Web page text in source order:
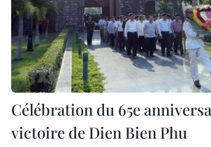
Célébration du 65e
victoire de Dien Bien Phu